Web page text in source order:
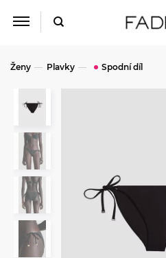
Ženy Plavky Spodní díl